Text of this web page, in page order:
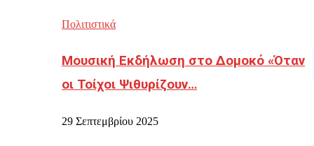
Πολιτιστικά
Μουσική Εκδήλωση στο Δομοκό «Όταν
οι Τοίχοι Ψιθυρίζουν…
29 Σεπτεμβρίου 2025